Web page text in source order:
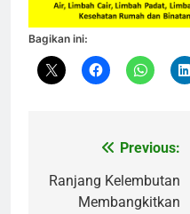
Bagikan ini:
Navigasi
pos
Previous:
Ranjang Kelembutan
Membangkitkan